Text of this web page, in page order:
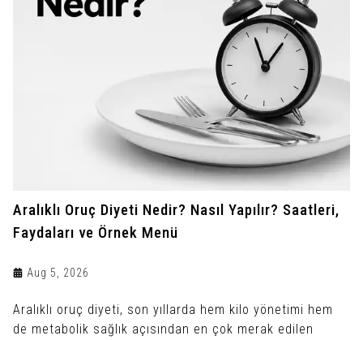
Aralıklı Oruç Diyeti Nedir? Nasıl Yapılır? Saatleri,
Faydaları ve Örnek Menü
Aug 5, 2026
Aralıklı oruç diyeti, son yıllarda hem kilo yönetimi hem
de metabolik sağlık açısından en çok merak edilen